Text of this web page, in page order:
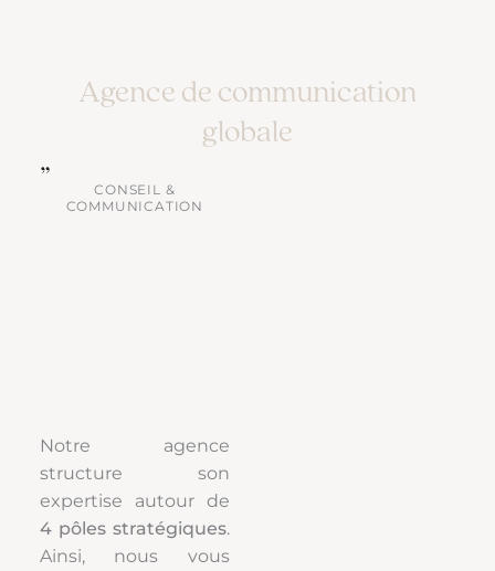
Agence de communication
globale
CONSEIL &
COMMUNICATION
Notre agence
structure son
expertise autour de
4 pôles stratégiques.
Ainsi, nous vous